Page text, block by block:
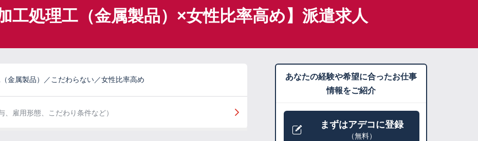
工処理工（金属製品）×女性比率高め】派遣求人
金属製品）／こだわらない／女性比率高め
、雇用形態、こだわり条件など）
あなたの経験や希望に合ったお仕事
情報をご紹介
まずはアデコに登録
（無料）